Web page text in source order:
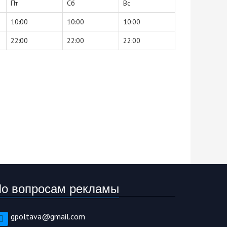
Пт Сб Вс
10:00 10:00 10:00
22:00 22:00 22:00
вопросам рекламы
gpoltava@gmail.com